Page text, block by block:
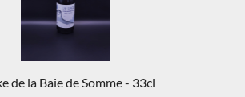
de la Baie de Somme - 33cl